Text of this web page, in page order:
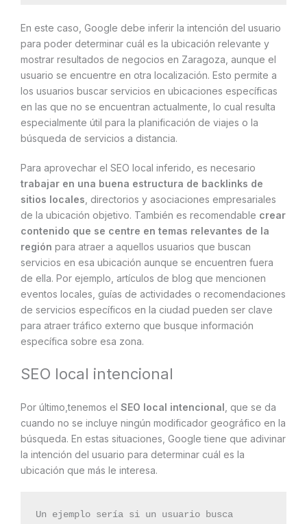
En este caso, Google debe inferir la intención del usuario
para poder determinar cuál es la ubicación relevante y
mostrar resultados de negocios en Zaragoza, aunque el
usuario se encuentre en otra localización. Esto permite a
los usuarios buscar servicios en ubicaciones específicas
en las que no se encuentran actualmente, lo cual resulta
especialmente útil para la planificación de viajes o la
búsqueda de servicios a distancia.
Para aprovechar el SEO local inferido, es necesario
trabajar en una buena estructura de backlinks de
sitios locales , directorios y asociaciones empresariales
de la ubicación objetivo. También es recomendable crear
contenido que se centre en temas relevantes de la
región para atraer a aquellos usuarios que buscan
servicios en esa ubicación aunque se encuentren fuera
de ella. Por ejemplo, artículos de blog que mencionen
eventos locales, guías de actividades o recomendaciones
de servicios específicos en la ciudad pueden ser clave
para atraer tráfico externo que busque información
específica sobre esa zona.
SEO local intencional
Por último,tenemos el SEO local intencional , que se da
cuando no se incluye ningún modificador geográfico en la
búsqueda. En estas situaciones, Google tiene que adivinar
la intención del usuario para determinar cuál es la
ubicación que más le interesa.
Un ejemplo sería si un usuario busca